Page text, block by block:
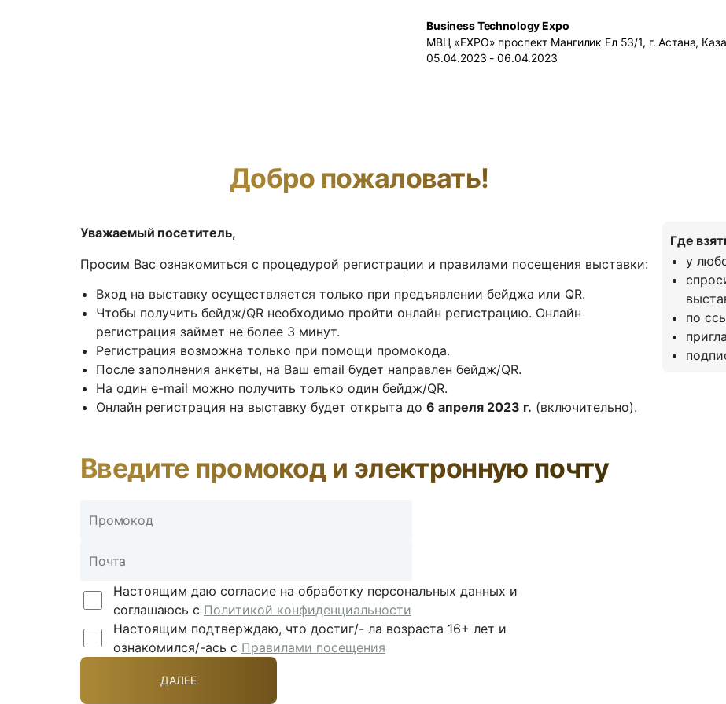
Business Technology Expo
МВЦ «EXPO» проспект Мангилик Ел 53/1, г. Астана,
05.04.2023 - 06.04.2023
Добро пожаловать!
Уважаемый посетитель,
Просим Вас ознакомиться с процедурой регистрации и правилами посещения выставки:
Вход на выставку осуществляется только при предъявлении бейджа или QR.
Чтобы получить бейдж/QR необходимо пройти онлайн регистрацию. Онлайн
регистрация займет не более 3 минут.
Регистрация возможна только при помощи промокода.
После заполнения анкеты, на Ваш email будет направлен бейдж/QR.
На один e-mail можно получить только один бейдж/QR.
Онлайн регистрация на выставку будет открыта до 6 апреля 2023 г. (включительно).
Введите промокод и электронную почту
Настоящим даю согласие на обработку персональных данных и
соглашаюсь с Политикой конфиденциальности
Настоящим подтверждаю, что достиг/- ла возраста 16+ лет и
ознакомился/-ась с Правилами посещения
Где
у
по